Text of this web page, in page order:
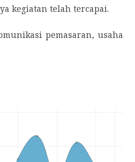
kegiatan telah tercapai.
pemasaran, usaha